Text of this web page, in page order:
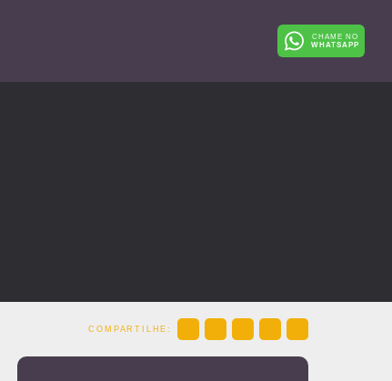
CHAME NO
WHATSAPP
COMPARTILHE: